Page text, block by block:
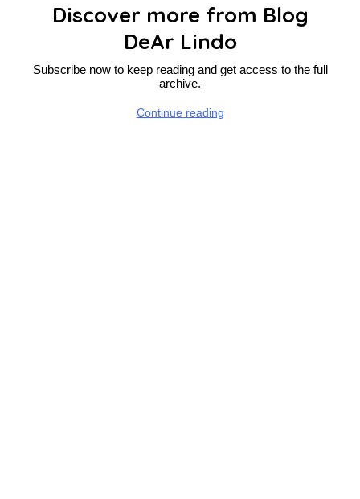
Discover more from Blog
DeAr Lindo
Subscribe now to keep reading and get access to the full
archive.
Continue reading